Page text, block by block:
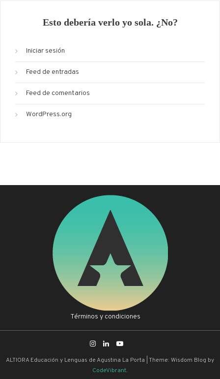
Esto debería verlo yo sola. ¿No?
Iniciar sesión
Feed de entradas
Feed de comentarios
WordPress.org
Términos y condiciones
ALTIORA Educación y Lenguas de Agustina La Porta Theme: Wisdom Blog by
CodeVibrant.